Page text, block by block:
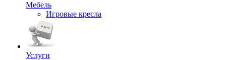
Мебель
Игровые кресла
Услуги